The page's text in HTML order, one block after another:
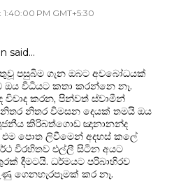
PM GMT+5:30
said…
පසුබිම ගැන ඔබට අවබෝධයක්
ඔය විධියට කතා කරන්නෙ නෑ.
විවාද කරන, පින්වත් ස්වාමීන්
නිතර විමසන දෙයක් තමයි ඔය
කිරිබත්ගොඩ ඤානානන්ද
පොත ලිවීමෙන් අදහස් කලේ
විරහිතව එල්ලී සිටින අයට
දීමටයි. ධර්මයට පරිබාහිරව
ගෙනහැරපෑමක් කර නෑ.